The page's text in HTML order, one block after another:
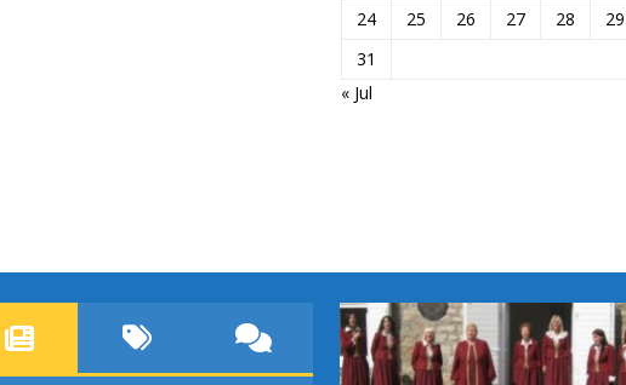
24
25 26 27 28 29
31
« Jul